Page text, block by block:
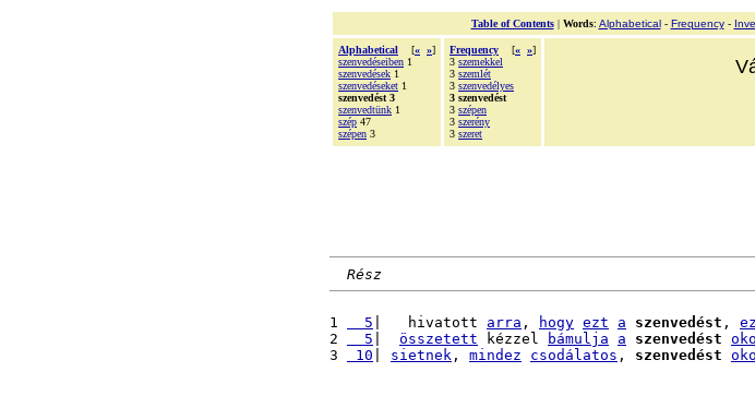
Table of Contents| Words: Alphabetical- Frequency-
Alphabetical [« »]
szenvedéseiben 1
szenvedések 1
szenvedéseket 1
szenvedést 3
szenvedtünk 1
szép 47
szépen 3
Frequency [« »]
3 szemekkel
3 szemlét
3 szenvedélyes
3 szenvedést
3 szépen
3 szerény
3 szeret
Rész
1
  5
|   hivatott arra , hogy ezt a szenvedést ,
2
  5
összetett kézzel bámulja a szenvedést
3
10 sietnek , mindez csodálatos , szenvedést